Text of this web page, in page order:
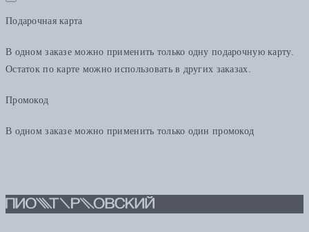
Подарочная карта
В одном заказе можно применить только одну подарочную карту.
Остаток по карте можно использовать в других заказах.
Промокод
В одном заказе можно применить только один промокод